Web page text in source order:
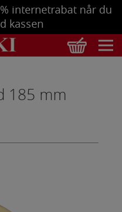
internetrabat når du
kassen
Se bestilling
185 mm